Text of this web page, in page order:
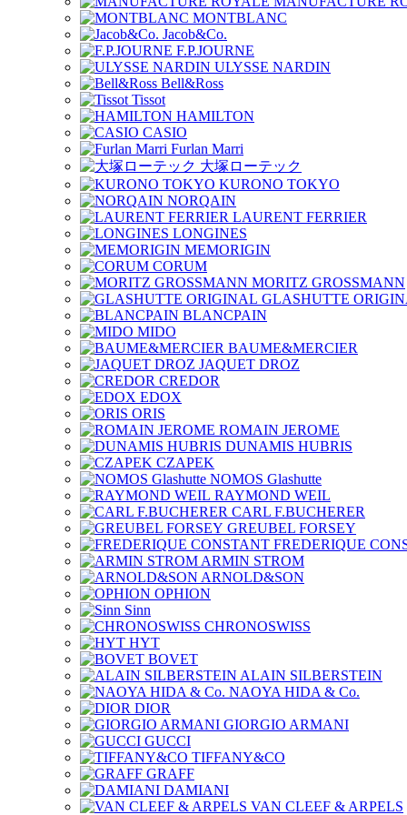
MONTBLANC
Jacob&Co.
F.P.JOURNE
ULYSSE NARDIN
Bell&Ross
Tissot
HAMILTON
CASIO
Furlan Marri
大塚ローテック
KURONO TOKYO
NORQAIN
LAURENT FERRIER
LONGINES
MEMORIGIN
CORUM
MORITZ GROSSMANN
GLASHUTTE
BLANCPAIN
MIDO
BAUME&MERCIER
JAQUET DROZ
CREDOR
EDOX
ORIS
ROMAIN JEROME
DUNAMIS HUBRIS
CZAPEK
NOMOS Glashutte
RAYMOND WEIL
CARL F.BUCHERER
GREUBEL FORSEY
FREDERIQUE
ARMIN STROM
ARNOLD&SON
OPHION
Sinn
CHRONOSWISS
HYT
BOVET
ALAIN SILBERSTEIN
NAOYA HIDA & Co.
DIOR
GIORGIO ARMANI
GUCCI
TIFFANY&CO
GRAFF
DAMIANI
VAN CLEEF & ARPELS